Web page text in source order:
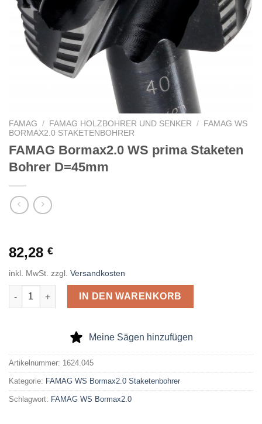
FAMAG / FAMAG HOLZBOHRER UND SENKER / FAMAG WS
BORMAX2.0 STAKETENBOHRER
FAMAG Bormax2.0 WS prima Staketen
Bohrer D=45mm
82,28 €
inkl. MwSt. zzgl. Versandkosten
FAMAG Bormax2.0 WS prima Staketen Bohrer D=45mm Menge
IN DEN WARENKORB
Meine Sägen hinzufügen
Artikelnummer: 1624.045
Kategorie: FAMAG WS Bormax2.0 Staketenbohrer
Schlagwort: FAMAG WS Bormax2.0